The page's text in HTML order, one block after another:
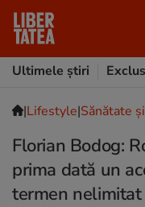
Ultimele știri
|Lifestyle|Sănătate
Florian Bodog:
prima dată un
termen nelimitat